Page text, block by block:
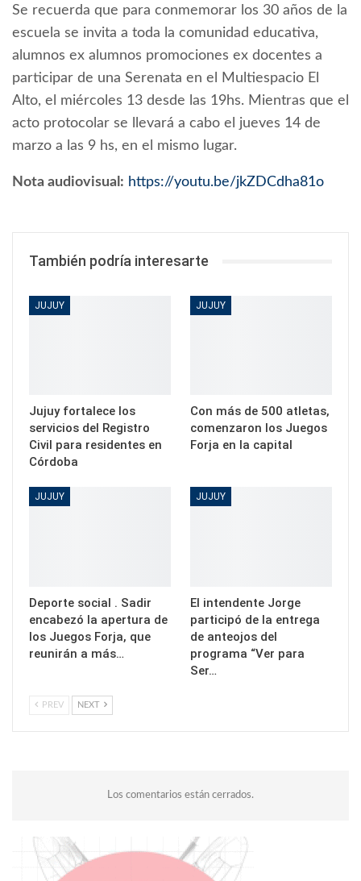
Se recuerda que para conmemorar los 30 años de la
escuela se invita a toda la comunidad educativa,
alumnos ex alumnos promociones ex docentes a
participar de una Serenata en el Multiespacio El
Alto, el miércoles 13 desde las 19hs. Mientras que el
acto protocolar se llevará a cabo el jueves 14 de
marzo a las 9 hs, en el mismo lugar.
Nota audiovisual: https://youtu.be/jkZDCdha81o
También podría interesarte
JUJUY
Jujuy fortalece los
servicios del Registro
Civil para residentes en
Córdoba
JUJUY
Con más de 500 atletas,
comenzaron los Juegos
Forja en la capital
JUJUY
Deporte social . Sadir
encabezó la apertura de
los Juegos Forja, que
reunirán a más…
JUJUY
El intendente Jorge
participó de la entrega
de anteojos del
programa “Ver para
Ser…
PREV NEXT
Los comentarios están cerrados.